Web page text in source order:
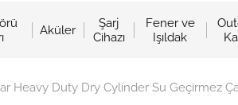
Aküler
Şarj
Cihazı
Fener ve
Işıldak
Heavy Duty Dry Cylinder Su Geçirmez